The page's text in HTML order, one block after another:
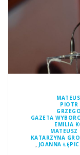
PIOTR
GAZETA
EMILIA
MATEUSZ
KATARZYNA
, JOANNA